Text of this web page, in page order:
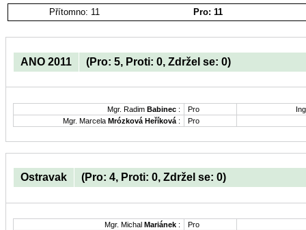
Přítomno: 11 Pro: 11
ANO 2011 (Pro: 5, Proti: 0, Zdržel se: 0)
Mgr. Radim Babinec : Pro
Mgr. Marcela Mrózková Heříková : Pro
Ostravak (Pro: 4, Proti: 0, Zdržel se: 0)
Mgr. Michal Mariánek :
Pro